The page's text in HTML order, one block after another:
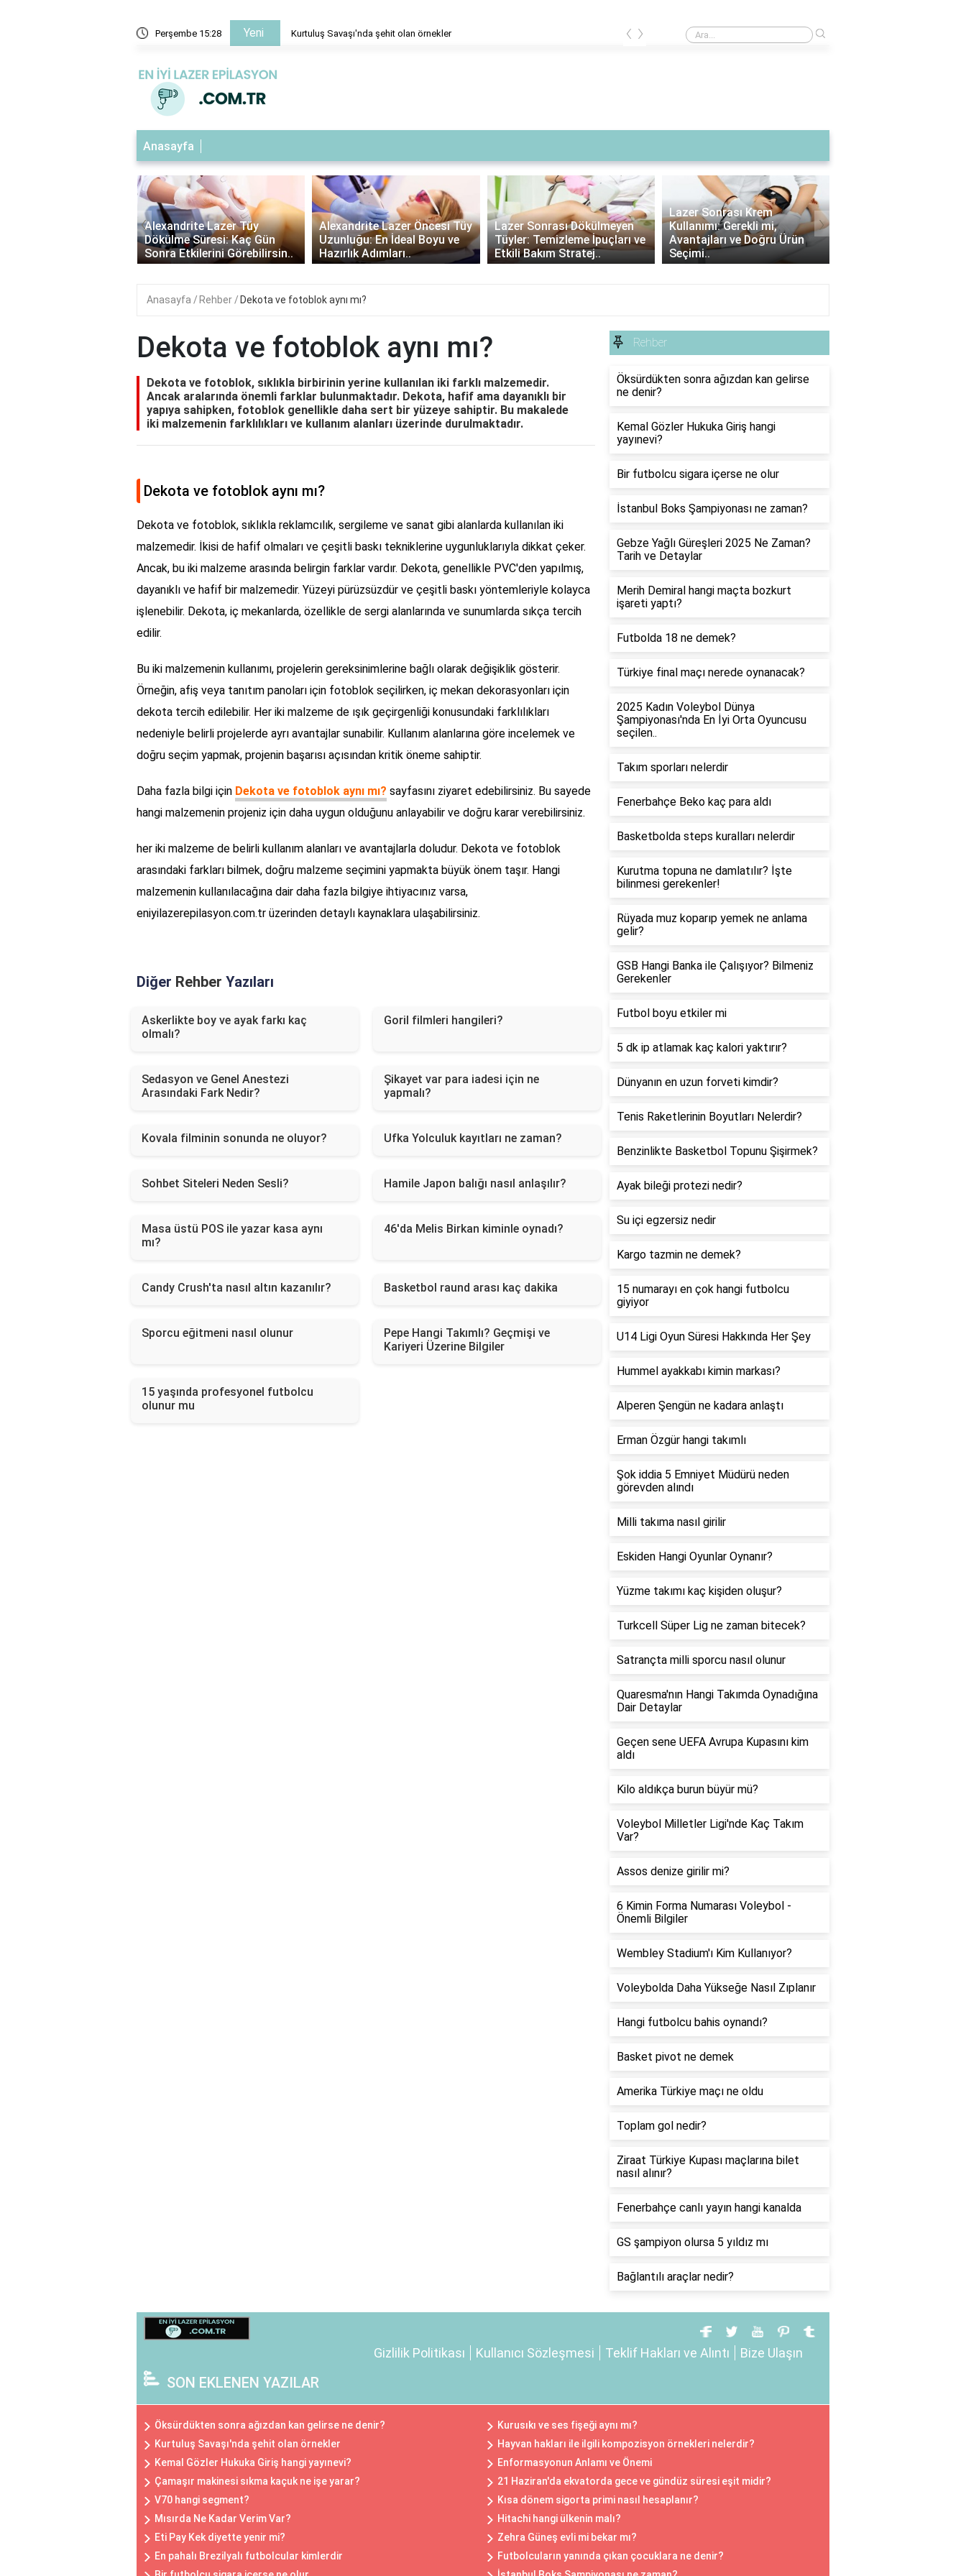
Perşembe 15:28 Yeni Kurtuluş Savaşı'nda şehit olan örnekler Kurtuluş Savaşı'nda şehit olan örnekler
‹ ›
Anasayfa
Alexandrite Lazer Tüy
Dökülme Süresi: Kaç Gün
Sonra Etkilerini Görebilirsin..
Alexandrite Lazer Öncesi Tüy
Uzunluğu: En İdeal Boyu ve
Hazırlık Adımları..
Lazer Sonrası Dökülmeyen
Tüyler: Temizleme İpuçları ve
Etkili Bakım Stratej..
Lazer Sonrası Krem
Kullanımı: Gerekli mi,
Avantajları ve Doğru Ürün
Seçimi..
‹ ›
Anasayfa Rehber Dekota ve fotoblok aynı mı?
Dekota ve fotoblok aynı mı?
Dekota ve fotoblok, sıklıkla birbirinin yerine kullanılan iki farklı malzemedir.
Ancak aralarında önemli farklar bulunmaktadır. Dekota, hafif ama dayanıklı bir
yapıya sahipken, fotoblok genellikle daha sert bir yüzeye sahiptir. Bu makalede
iki malzemenin farklılıkları ve kullanım alanları üzerinde durulmaktadır.
Dekota ve fotoblok aynı mı?
Dekota ve fotoblok, sıklıkla reklamcılık, sergileme ve sanat gibi alanlarda kullanılan iki
malzemedir. İkisi de hafif olmaları ve çeşitli baskı tekniklerine uygunluklarıyla dikkat çeker.
Ancak, bu iki malzeme arasında belirgin farklar vardır. Dekota, genellikle PVC'den yapılmış,
dayanıklı ve hafif bir malzemedir. Yüzeyi pürüzsüzdür ve çeşitli baskı yöntemleriyle kolayca
işlenebilir. Dekota, iç mekanlarda, özellikle de sergi alanlarında ve sunumlarda sıkça tercih
edilir.
Bu iki malzemenin kullanımı, projelerin gereksinimlerine bağlı olarak değişiklik gösterir.
Örneğin, afiş veya tanıtım panoları için fotoblok seçilirken, iç mekan dekorasyonları için
dekota tercih edilebilir. Her iki malzeme de ışık geçirgenliği konusundaki farklılıkları
nedeniyle belirli projelerde ayrı avantajlar sunabilir. Kullanım alanlarına göre incelemek ve
doğru seçim yapmak, projenin başarısı açısından kritik öneme sahiptir.
Daha fazla bilgi için Dekota ve fotoblok aynı mı? sayfasını ziyaret edebilirsiniz. Bu sayede
hangi malzemenin projeniz için daha uygun olduğunu anlayabilir ve doğru karar verebilirsiniz.
her iki malzeme de belirli kullanım alanları ve avantajlarla doludur. Dekota ve fotoblok
arasındaki farkları bilmek, doğru malzeme seçimini yapmakta büyük önem taşır. Hangi
malzemenin kullanılacağına dair daha fazla bilgiye ihtiyacınız varsa,
eniyilazerepilasyon.com.tr üzerinden detaylı kaynaklara ulaşabilirsiniz.
Diğer Rehber Yazıları
Askerlikte boy ve ayak farkı kaç
olmalı?
Goril filmleri hangileri?
Sedasyon ve Genel Anestezi
Arasındaki Fark Nedir?
Şikayet var para iadesi için ne
yapmalı?
Kovala filminin sonunda ne oluyor? Ufka Yolculuk kayıtları ne zaman?
Sohbet Siteleri Neden Sesli? Hamile Japon balığı nasıl anlaşılır?
Masa üstü POS ile yazar kasa aynı
mı?
46'da Melis Birkan kiminle oynadı?
Candy Crush'ta nasıl altın kazanılır? Basketbol raund arası kaç dakika
Sporcu eğitmeni nasıl olunur
Pepe Hangi Takımlı? Geçmişi ve
Kariyeri Üzerine Bilgiler
15 yaşında profesyonel futbolcu
olunur mu
Rehber
Öksürdükten sonra ağızdan kan gelirse
ne denir?
Kemal Gözler Hukuka Giriş hangi
yayınevi?
Bir futbolcu sigara içerse ne olur
İstanbul Boks Şampiyonası ne zaman?
Gebze Yağlı Güreşleri 2025 Ne Zaman?
Tarih ve Detaylar
Merih Demiral hangi maçta bozkurt
işareti yaptı?
Futbolda 18 ne demek?
Türkiye final maçı nerede oynanacak?
2025 Kadın Voleybol Dünya
Şampiyonası'nda En İyi Orta Oyuncusu
seçilen..
Takım sporları nelerdir
Fenerbahçe Beko kaç para aldı
Basketbolda steps kuralları nelerdir
Kurutma topuna ne damlatılır? İşte
bilinmesi gerekenler!
Rüyada muz koparıp yemek ne anlama
gelir?
GSB Hangi Banka ile Çalışıyor? Bilmeniz
Gerekenler
Futbol boyu etkiler mi
5 dk ip atlamak kaç kalori yaktırır?
Dünyanın en uzun forveti kimdir?
Tenis Raketlerinin Boyutları Nelerdir?
Benzinlikte Basketbol Topunu Şişirmek?
Ayak bileği protezi nedir?
Su içi egzersiz nedir
Kargo tazmin ne demek?
15 numarayı en çok hangi futbolcu
giyiyor
U14 Ligi Oyun Süresi Hakkında Her Şey
Hummel ayakkabı kimin markası?
Alperen Şengün ne kadara anlaştı
Erman Özgür hangi takımlı
Şok iddia 5 Emniyet Müdürü neden
görevden alındı
Milli takıma nasıl girilir
Eskiden Hangi Oyunlar Oynanır?
Yüzme takımı kaç kişiden oluşur?
Turkcell Süper Lig ne zaman bitecek?
Satrançta milli sporcu nasıl olunur
Quaresma'nın Hangi Takımda Oynadığına
Dair Detaylar
Geçen sene UEFA Avrupa Kupasını kim
aldı
Kilo aldıkça burun büyür mü?
Voleybol Milletler Ligi'nde Kaç Takım
Var?
Assos denize girilir mi?
6 Kimin Forma Numarası Voleybol -
Önemli Bilgiler
Wembley Stadium'ı Kim Kullanıyor?
Voleybolda Daha Yükseğe Nasıl Zıplanır
Hangi futbolcu bahis oynandı?
Basket pivot ne demek
Amerika Türkiye maçı ne oldu
Toplam gol nedir?
Ziraat Türkiye Kupası maçlarına bilet
nasıl alınır?
Fenerbahçe canlı yayın hangi kanalda
GS şampiyon olursa 5 yıldız mı
Bağlantılı araçlar nedir?
Gizlilik Politikası Kullanıcı Sözleşmesi Teklif Hakları ve Alıntı Bize Ulaşın
SON EKLENEN YAZILAR
Öksürdükten sonra ağızdan kan gelirse ne denir?
Kurusıkı ve ses fişeği aynı mı?
Kurtuluş Savaşı'nda şehit olan örnekler
Hayvan hakları ile ilgili kompozisyon örnekleri nelerdir?
Kemal Gözler Hukuka Giriş hangi yayınevi?
Enformasyonun Anlamı ve Önemi
Çamaşır makinesi sıkma kaçuk ne işe yarar?
21 Haziran'da ekvatorda gece ve gündüz süresi eşit midir?
V70 hangi segment?
Kısa dönem sigorta primi nasıl hesaplanır?
Mısırda Ne Kadar Verim Var?
Hitachi hangi ülkenin malı?
Eti Pay Kek diyette yenir mi?
Zehra Güneş evli mi bekar mı?
En pahalı Brezilyalı futbolcular kimlerdir
Futbolcuların yanında çıkan çocuklara ne denir?